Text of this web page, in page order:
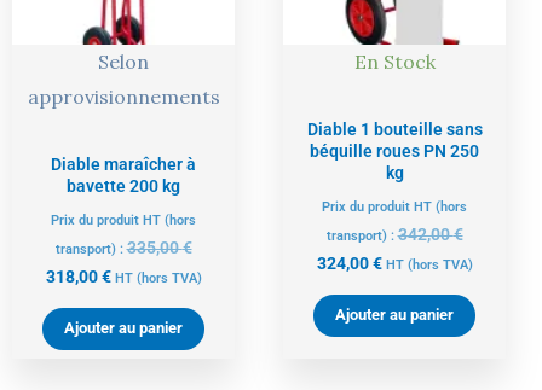
Selon
approvisionnements
Diable maraîcher à
bavette 200 kg
Prix du produit HT (hors
transport) :335,00€
318,00€ HT (hors TVA)
Ajouter au panier
En Stock
Diable 1 bouteille sans
béquille roues PN 250
kg
Prix du produit HT (hors
transport) :342,00€
324,00€ HT (hors TVA)
Ajouter au panier